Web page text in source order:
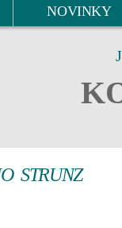
NOVINKY
STRUNZ